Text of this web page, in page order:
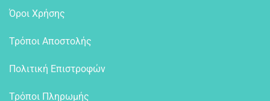
Όροι Χρήσης
Τρόποι Αποστολής
Πολιτική Επιστροφών
Τρόποι Πληρωμής